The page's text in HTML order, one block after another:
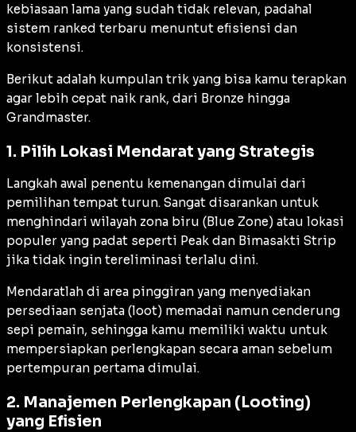
kebiasaan lama yang sudah tidak relevan, padahal
sistem ranked terbaru menuntut efisiensi dan
konsistensi.
Berikut adalah kumpulan trik yang bisa kamu terapkan
agar lebih cepat naik rank, dari Bronze hingga
Grandmaster.
1. Pilih Lokasi Mendarat yang Strategis
Langkah awal penentu kemenangan dimulai dari
pemilihan tempat turun. Sangat disarankan untuk
menghindari wilayah zona biru (Blue Zone) atau lokasi
populer yang padat seperti Peak dan Bimasakti Strip
jika tidak ingin tereliminasi terlalu dini.
Mendaratlah di area pinggiran yang menyediakan
persediaan senjata (loot) memadai namun cenderung
sepi pemain, sehingga kamu memiliki waktu untuk
mempersiapkan perlengkapan secara aman sebelum
pertempuran pertama dimulai.
2. Manajemen Perlengkapan (Looting)
yang Efisien